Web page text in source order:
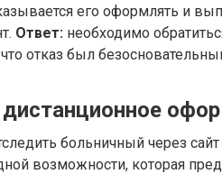
его оформлять и
Ответ: необходимо
отказ был
дистанционное
больничный через
возможности, которая